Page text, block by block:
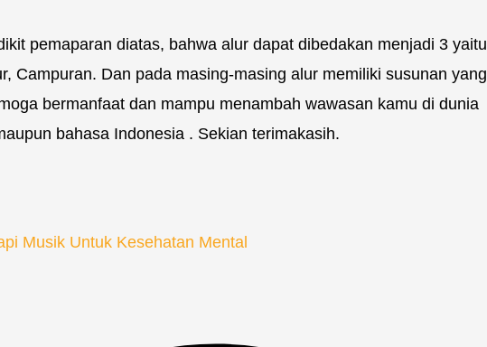
pemaparan diatas, bahwa alur dapat dibedakan menjadi 3 yaitu
Campuran. Dan pada masing-masing alur memiliki susunan yang
bermanfaat dan mampu menambah wawasan kamu di dunia
bahasa Indonesia . Sekian terimakasih.
Musik Untuk Kesehatan Mental